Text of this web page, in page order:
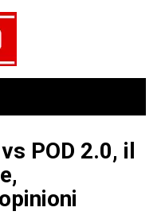
POD 2.0, il